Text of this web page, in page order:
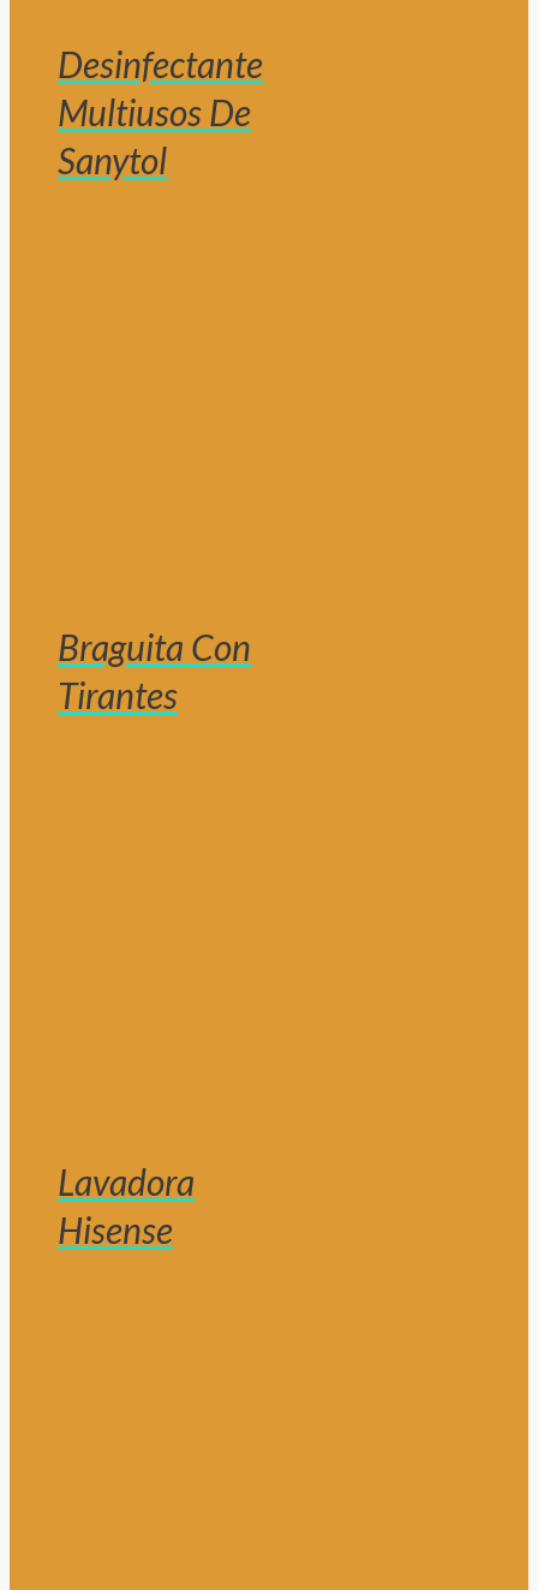
Desinfectante
Multiusos De
Sanytol
Braguita Con
Tirantes
Lavadora
Hisense